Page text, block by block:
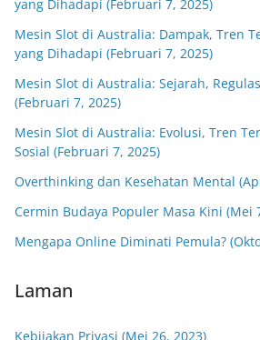
yang Dihadapi (Februari 7, 2025)
Mesin Slot di Australia: Dampak, Tren
yang Dihadapi (Februari 7, 2025)
Mesin Slot di Australia: Sejarah,
(Februari 7, 2025)
Mesin Slot di Australia: Evolusi, Tren
Sosial (Februari 7, 2025)
Overthinking dan Kesehatan Mental
Cermin Budaya Populer Masa Kini (Mei
Mengapa Online Diminati Pemula?
Laman
Kebijakan Privasi (Mei 26, 2023)